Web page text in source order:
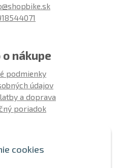
cookies
nákupe
podmienky
údajov
a doprava
poriadok